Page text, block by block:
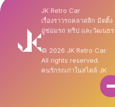
JK Retro Car
เรื่องราวรถคลาสสิก มิตติ้ง
อู่ซ่อมรถ ทริป และวัฒนธร
© 2026 JK Retro Car.
All rights reserved.
คนรักรถเก่าในสไตล์ JK